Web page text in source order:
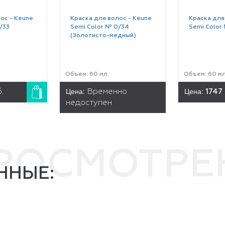
- Keune
33
Краска для волос - Keune
Semi Color № 0/34
(Золотисто-медный)
Объем: 60 мл.
Цена: Временно
недоступен
Краска
Semi
Объем: 60
Цена: 1747